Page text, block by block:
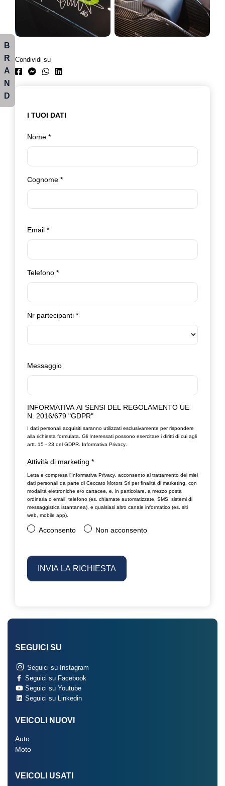
Condividi su
I TUOI DATI
Nome *
Cognome *
Email *
Telefono *
Nr partecipanti *
Messaggio
INFORMATIVA AI SENSI DEL REGOLAMENTO UE
N. 2016/679 "GDPR"
I dati personali acquisiti saranno utilizzati esclusivamente per rispondere
alla richiesta formulata. Gli Interessati possono esercitare i diritti di cui agli
artt. 15 - 23 del GDPR. Informativa Privacy
Attività di marketing *
Letta e compresa l’Informativa Privacy , acconsento al trattamento dei miei
dati personali da parte di Ceccato Motors Srl per finalità di marketing, con
modalità elettroniche e/o cartacee, e, in particolare, a mezzo posta
ordinaria o email, telefono (es. chiamate automatizzate, SMS, sistemi di
messaggistica istantanea), e qualsiasi altro canale informatico (es. siti
web, mobile app).
Acconsento Non acconsento
SEGUICI SU
Seguici su Instagram
Seguici su Facebook
Seguici su Youtube
Seguici su Linkedin
VEICOLI NUOVI
Auto
Moto
VEICOLI USATI
B
R
A
N
D